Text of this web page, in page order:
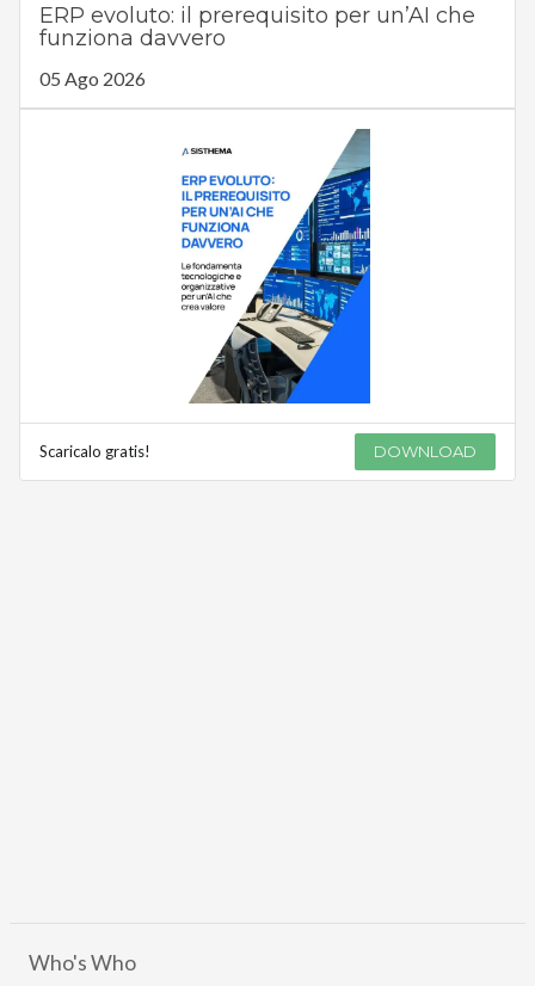
ERP evoluto: il prerequisito per un’AI che
funziona davvero
05 Ago 2026
Scaricalo gratis! DOWNLOAD
Who's Who